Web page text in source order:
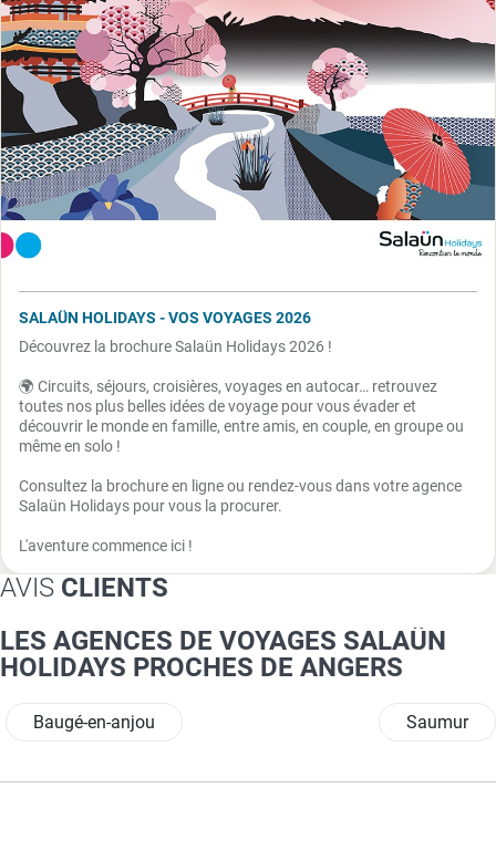
SALAÜN HOLIDAYS - VOS VOYAGES 2026
Découvrez la brochure Salaün Holidays 2026 !
🌍 Circuits, séjours, croisières, voyages en autocar… retrouvez
toutes nos plus belles idées de voyage pour vous évader et
découvrir le monde en famille, entre amis, en couple, en groupe ou
même en solo !
Consultez la brochure en ligne ou rendez-vous dans votre agence
Salaün Holidays pour vous la procurer.
L'aventure commence ici !
AVIS CLIENTS
LES AGENCES DE VOYAGES SALAÜN
HOLIDAYS PROCHES DE ANGERS
Baugé-en-anjou Saumur